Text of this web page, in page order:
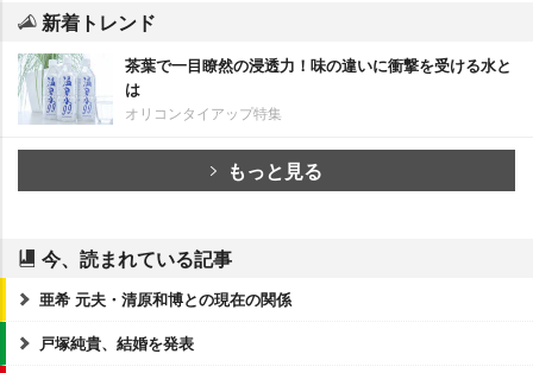
新着トレンド
茶葉で一目瞭然の浸透力！味の違いに衝撃を受ける水と
は
オリコンタイアップ特集
もっと見る
今、読まれている記事
亜希 元夫・清原和博との現在の関係
戸塚純貴、結婚を発表